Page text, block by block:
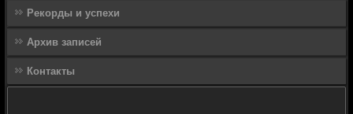
Рекорды и успехи
Архив записей
Контакты